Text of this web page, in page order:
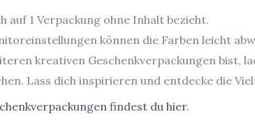
auf 1 Verpackung ohne Inhalt bezieht.
können die Farben leicht
kreativen Geschenkverpackungen bist,
Lass dich inspirieren und entdecke die
findest du hier.